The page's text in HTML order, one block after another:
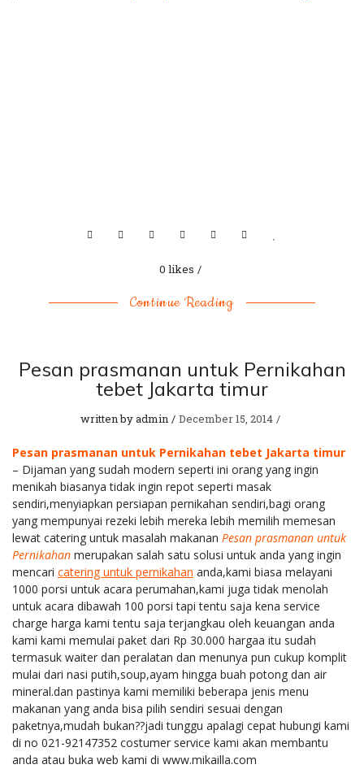
0 likes
Continue Reading
Pesan prasmanan untuk Pernikahan
tebet Jakarta timur
written byadmin December 15, 2014
Pesan prasmanan untuk Pernikahan tebet Jakarta timur
– Dijaman yang sudah modern seperti ini orang yang ingin
menikah biasanya tidak ingin repot seperti masak
sendiri,menyiapkan persiapan pernikahan sendiri,bagi orang
yang mempunyai rezeki lebih mereka lebih memilih memesan
lewat catering untuk masalah makanan Pesan prasmanan untuk
Pernikahan merupakan salah satu solusi untuk anda yang ingin
mencari catering untuk pernikahan anda,kami biasa melayani
1000 porsi untuk acara perumahan,kami juga tidak menolah
untuk acara dibawah 100 porsi tapi tentu saja kena service
charge harga kami tentu saja terjangkau oleh keuangan anda
kami kami memulai paket dari Rp 30.000 hargaa itu sudah
termasuk waiter dan peralatan dan menunya pun cukup komplit
mulai dari nasi putih,soup,ayam hingga buah potong dan air
mineral.dan pastinya kami memiliki beberapa jenis menu
makanan yang anda bisa pilih sendiri sesuai dengan
paketnya,mudah bukan??jadi tunggu apalagi cepat hubungi kami
di no 021-92147352 costumer service kami akan membantu
anda atau buka web kami di www.mikailla.com